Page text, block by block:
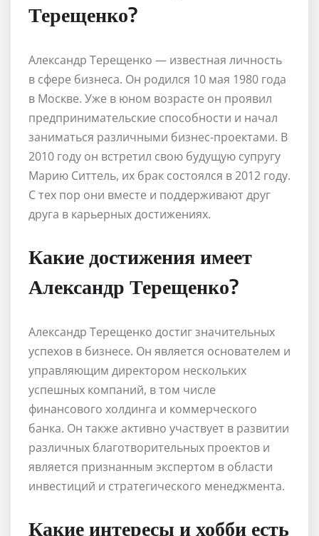
Терещенко?
Александр Терещенко — известная личность
в сфере бизнеса. Он родился 10 мая 1980 года
в Москве. Уже в юном возрасте он проявил
предпринимательские способности и начал
заниматься различными бизнес-проектами. В
2010 году он встретил свою будущую супругу
Марию Ситтель, их брак состоялся в 2012 году.
С тех пор они вместе и поддерживают друг
друга в карьерных достижениях.
Какие достижения имеет
Александр Терещенко?
Александр Терещенко достиг значительных
успехов в бизнесе. Он является основателем и
управляющим директором нескольких
успешных компаний, в том числе
финансового холдинга и коммерческого
банка. Он также активно участвует в развитии
различных благотворительных проектов и
является признанным экспертом в области
инвестиций и стратегического менеджмента.
Какие интересы и хобби есть